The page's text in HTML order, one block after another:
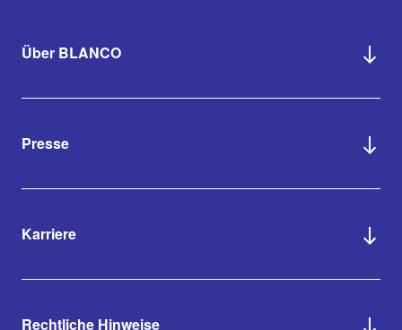
Über BLANCO
Presse
Karriere
Rechtliche Hinweise